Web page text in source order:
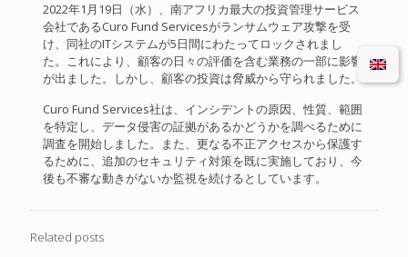
2022年1月19日（水）、南アフリカ最大の投資管理サービス
会社であるCuro Fund Servicesがランサムウェア攻撃を受
け、同社のITシステムが5日間にわたってロックされまし
た。これにより、顧客の日々の評価を含む業務の一部に影響
が出ました。しかし、顧客の投資は脅威から守られました。
Curo Fund Services社は、インシデントの原因、性質、範囲
を特定し、データ侵害の証拠があるかどうかを調べるために
調査を開始しました。また、更なる不正アクセスから保護す
るために、追加のセキュリティ対策を既に実施しており、今
後も不審な動きがないか監視を続けるとしています。
Related posts